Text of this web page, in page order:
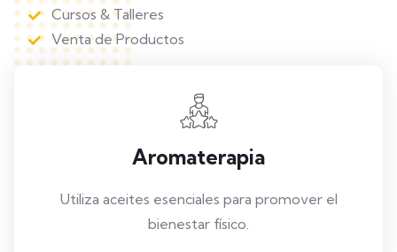
Cursos & Talleres
Venta de Productos
Aromaterapia
Utiliza aceites esenciales para promover el
bienestar físico.